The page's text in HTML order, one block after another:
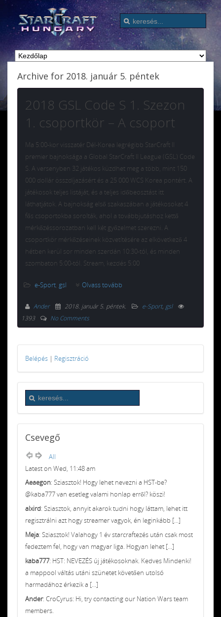
Archive for 2018. január 5. péntek
2018 GSL Code S 1. Szezon
1. csoportkör – A csoport
Ma 5:00-kor visszatér Dél-Korea legrégibb StarCraft II
premier bajnoksága a Global StarCraft II League (GSL) Code
S. A versenyben 32 játékos küzdhet meg a több, mint 150
000 dollár összdíjazásért és a 25 000 WCS Korea pontért. A
játékosok teljes listáját, és a teljes időbeosztást itt
láthatjátok. A bajnokság első szakaszában a játékosokat 4
fős csoportokba sorolták, ahol a továbbjutáshoz kettő
mérkőzéssorozatban kell két győzelmet szerezni. A
csoportkör mérkőzéseinek közvetítésére az elkövetkező 4
hétben kerül sor minden szerdán 10:30-tól, és minden
szombaton 5:00-tól. Stream, kezdés 5:00
e-Sport, gsl Olvass tovább
Ander 2018. január 5. péntek. e-Sport, gsl
1393
No Comments
Belépés | Regisztráció
Csevegő
All
Latest on Wed, 11:48 am
Aeaegon: Sziasztok! Hogy lehet nevezni a HST-be?
@kaba777 van esetleg valami honlap erről? köszi!
alxird: Sziasztok, annyit akarok tudni hogy láttam, lehet itt
regisztrálni azt hogy streamer vagyok, én leginkább [...]
Meja: Sziasztok! Valahogy 1 év starcraftezés után csak most
fedeztem fel, hogy van magyar liga. Hogyan lehet [...]
kaba777: HST: NEVEZÉS új játékosoknak. Kedves Mindenki!
a mappool váltás utáni szünetet követően utolsó
harmadához érkezik a [...]
Ander: CroCyrus: Hi, try contacting our Nation Wars team
members.